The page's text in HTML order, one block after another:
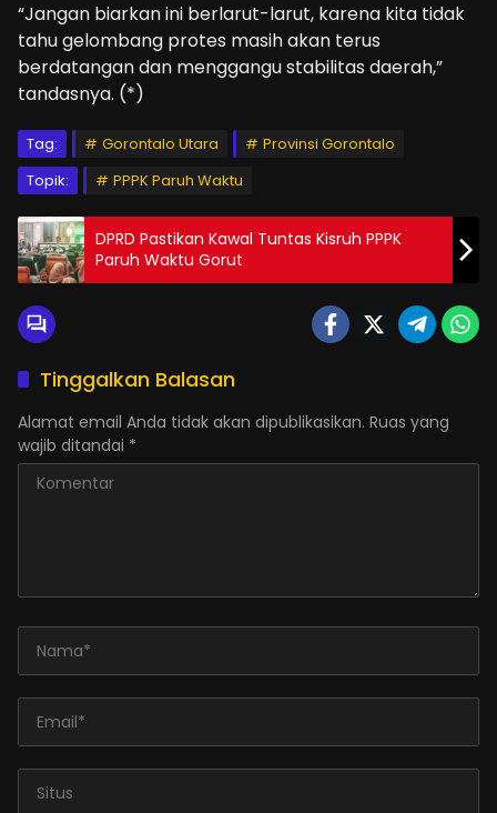
“Jangan biarkan ini berlarut-larut, karena kita tidak
tahu gelombang protes masih akan terus
berdatangan dan menggangu stabilitas daerah,”
tandasnya. (*)
Tag: Gorontalo Utara
Provinsi Gorontalo
Topik:
PPPK Paruh Waktu
DPRD Pastikan Kawal Tuntas Kisruh PPPK
Paruh Waktu Gorut
Tinggalkan Balasan
Alamat email Anda tidak akan dipublikasikan. Ruas yang
wajib ditandai *